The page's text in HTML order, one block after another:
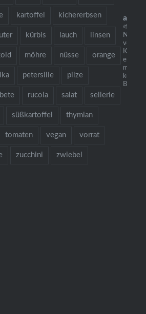
kartoffel kichererbsen
kürbis lauch linsen
möhre nüsse orange
petersilie pilze
rucola salat sellerie
süßkartoffel thymian
tomaten vegan vorrat
zucchini zwiebel
🌱
Neu:
es gibt
mehr